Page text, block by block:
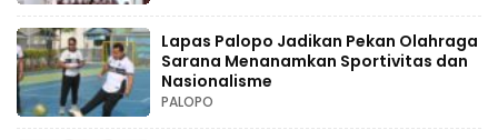
Lapas Palopo Jadikan Pekan Olahraga
Sarana Menanamkan Sportivitas dan
Nasionalisme
PALOPO